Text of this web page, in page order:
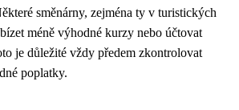
směnárny, zejména ty v turistických
méně výhodné kurzy nebo účtovat
je důležité vždy předem zkontrolovat
poplatky.